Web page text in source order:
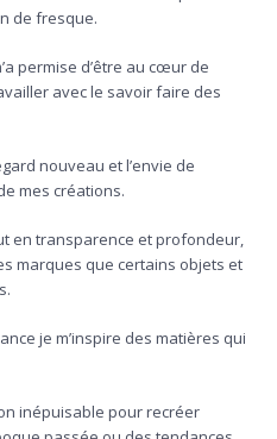
de fresque.
permise d’être au cœur de
avec le savoir faire des
nouveau et l’envie de
mes créations.
en transparence et profondeur,
marques que certains objets et
je m’inspire des matières qui
inépuisable pour recréer